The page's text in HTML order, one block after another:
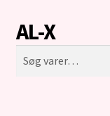
Spring
til
navigation
Spring
til
indhold
AL-X
efter:
Søg